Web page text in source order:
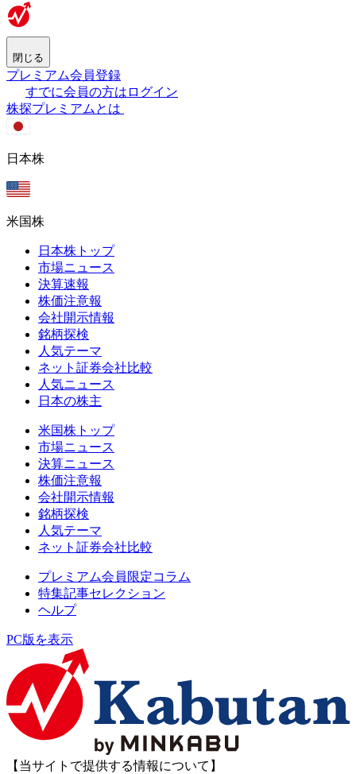
閉じる
プレミアム会員登録
すでに会員の方はログイン
株探プレミアムとは
日本株
米国株
日本株トップ
市場ニュース
決算速報
株価注意報
会社開示情報
銘柄探検
人気テーマ
ネット証券会社比較
人気ニュース
日本の株主
米国株トップ
市場ニュース
決算ニュース
株価注意報
会社開示情報
銘柄探検
人気テーマ
ネット証券会社比較
プレミアム会員限定コラム
特集記事セレクション
ヘルプ
PC版を表示
【当サイトで提供する情報について】